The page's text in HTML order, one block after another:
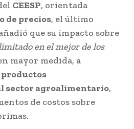
CEESP, orientada
de precios, el último
que su impacto sobre
en el mejor de los
mayor medida, a
sector agroalimentario,
de costos sobre